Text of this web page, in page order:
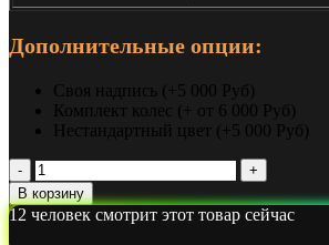
Дополнительные опции:
Своя надпись (+5 000 Руб)
Комплект колес (+ от 6 000 Руб)
Нестандартный цвет (+5 000 Руб)
Количество
Верстак
монтажника
KronVuz
В корзину
12 человек смотрит этот товар сейчас